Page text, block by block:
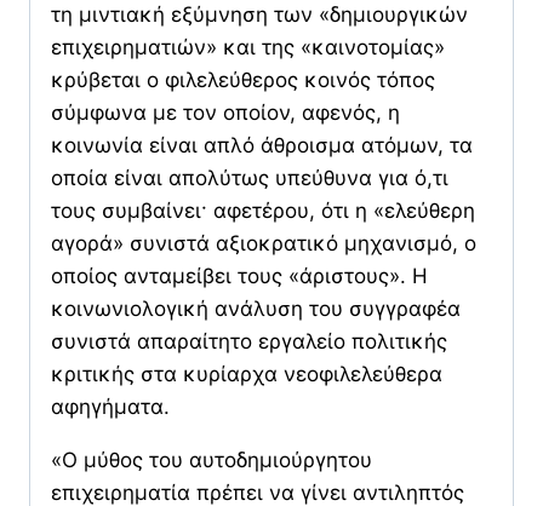
τη μιντιακή εξύμνηση των «δημιουργικών
επιχειρηματιών» και της «καινοτομίας»
κρύβεται ο φιλελεύθερος κοινός τόπος
σύμφωνα με τον οποίον, αφενός, η
κοινωνία είναι απλό άθροισμα ατόμων, τα
οποία είναι απολύτως υπεύθυνα για ό,τι
τους συμβαίνει· αφετέρου, ότι η «ελεύθερη
αγορά» συνιστά αξιοκρατικό μηχανισμό, ο
οποίος ανταμείβει τους «άριστους». Η
κοινωνιολογική ανάλυση του συγγραφέα
συνιστά απαραίτητο εργαλείο πολιτικής
κριτικής στα κυρίαρχα νεοφιλελεύθερα
αφηγήματα.
«Ο μύθος του αυτοδημιούργητου
επιχειρηματία πρέπει να γίνει αντιληπτός